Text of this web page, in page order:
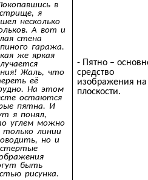
в
я
несколько
А вот и
стена
гаража.
же яркая
Жаль, что
её
На этом
остаются
пятна. И
я понял,
углем можно
только линии
но и
быть
рисунка.
- Пятно –
средство
изображения на
плоскости.